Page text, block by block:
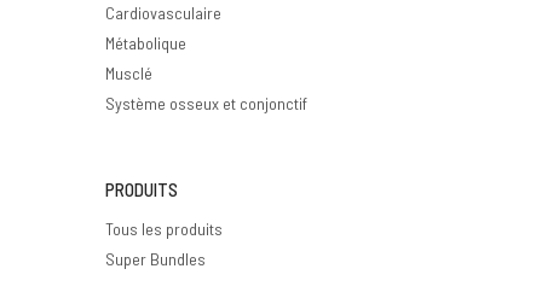
Cardiovasculaire
Métabolique
Musclé
Système osseux et conjonctif
PRODUITS
Tous les produits
Super Bundles